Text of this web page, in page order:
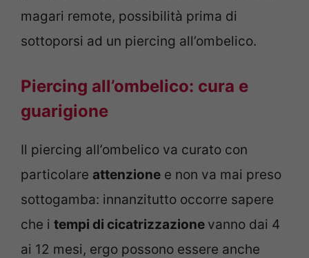
magari remote, possibilità prima di
sottoporsi ad un piercing all’ombelico.
Piercing all’ombelico: cura e
guarigione
Il piercing all’ombelico va curato con
particolare attenzione e non va mai preso
sottogamba: innanzitutto occorre sapere
che i tempi di cicatrizzazione vanno dai 4
ai 12 mesi, ergo possono essere anche